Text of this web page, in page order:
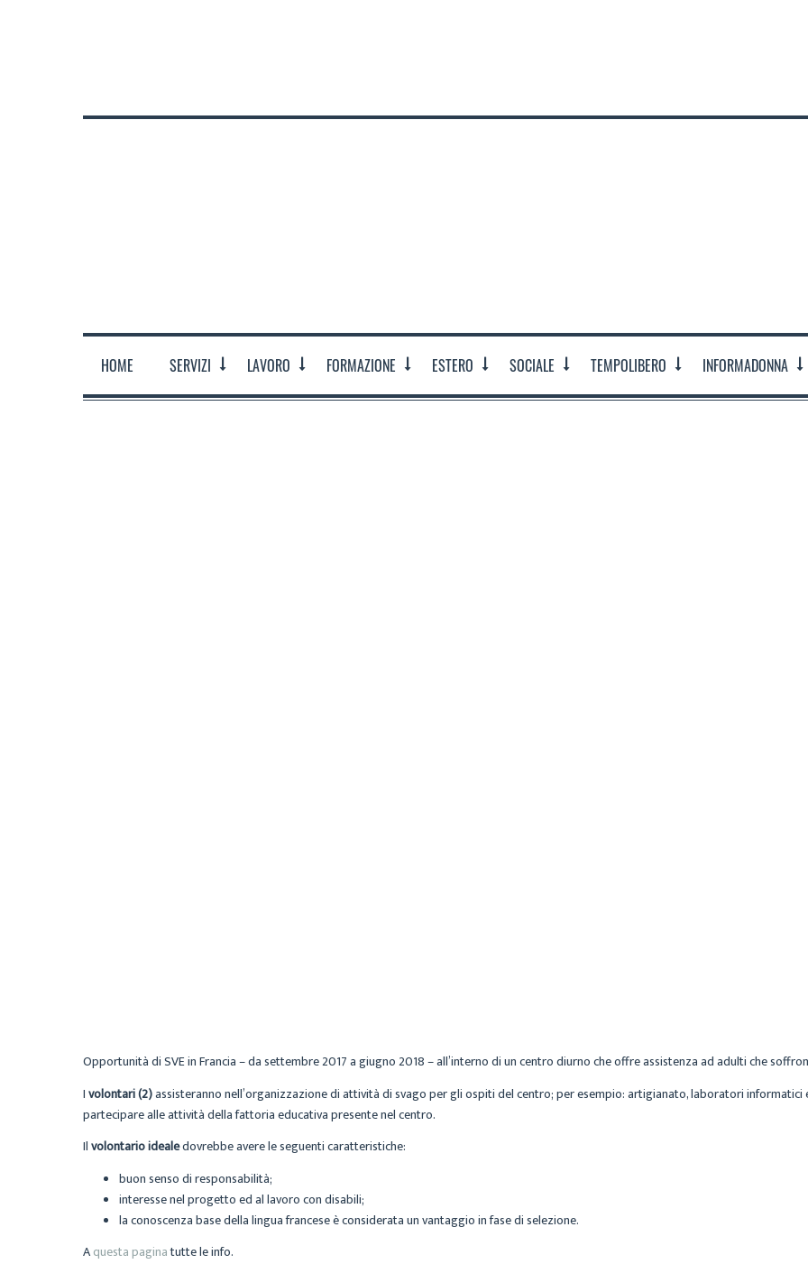
HOME SERVIZI LAVORO FORMAZIONE ESTERO SOCIALE TEMPOLIBERO INFORMADONNA
Opportunità di SVE in Francia – da settembre 2017 a giugno 2018 – all’interno di un centro diurno che offre assistenza ad adulti che
Ivolontari (2)assisteranno nell’organizzazione di attività di svago per gli ospiti del centro; per esempio: artigianato, laboratori informatici
partecipare alle attività della fattoria educativa presente nel centro.
Ilvolontario idealedovrebbe avere le seguenti caratteristiche:
buon senso di responsabilità;
interesse nel progetto ed al lavoro con disabili;
la conoscenza base della lingua francese è considerata un vantaggio in fase di selezione.
Aquesta paginatutte le info.